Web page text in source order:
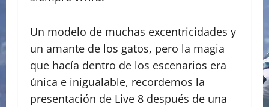
Un modelo de muchas excentricidades y
un amante de los gatos, pero la magia
que hacía dentro de los escenarios era
única e inigualable, recordemos la
presentación de Live 8 después de una